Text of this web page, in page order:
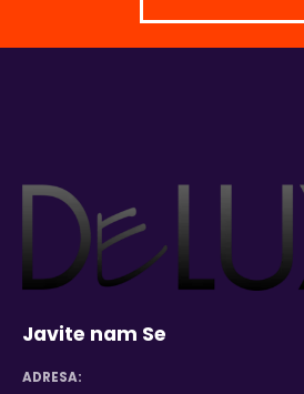
Javite nam Se
ADRESA: